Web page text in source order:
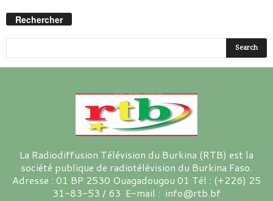
Rechercher
La Radiodiffusion Télévision du Burkina (RTB) est la
société publique de radiotélévision du Burkina Faso.
Adresse : 01 BP 2530 Ouagadougou 01 Tél : (+226) 25
31-83-53 / 63 E-mail : info@rtb.bf